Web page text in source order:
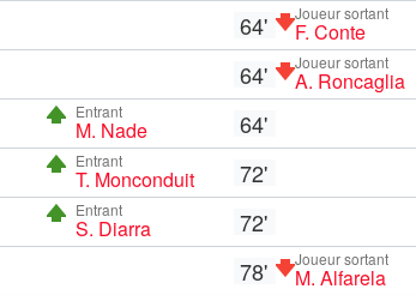
64' Joueur sortant
F. Conte
64' Joueur sortant
A. Roncaglia
Entrant
M. Nade 64'
Entrant
T. Monconduit 72'
Entrant
S. Diarra
72'
78'
Joueur sortant
M. Alfarela